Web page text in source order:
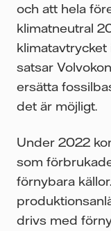
och att hela
klimatneutral
satsar
ersätta
det är möjligt.
Under 2022
som
förnybara
drivs med